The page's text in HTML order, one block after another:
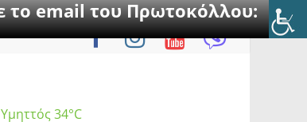
το email του Πρωτοκόλλου:
Υμηττός 34°C